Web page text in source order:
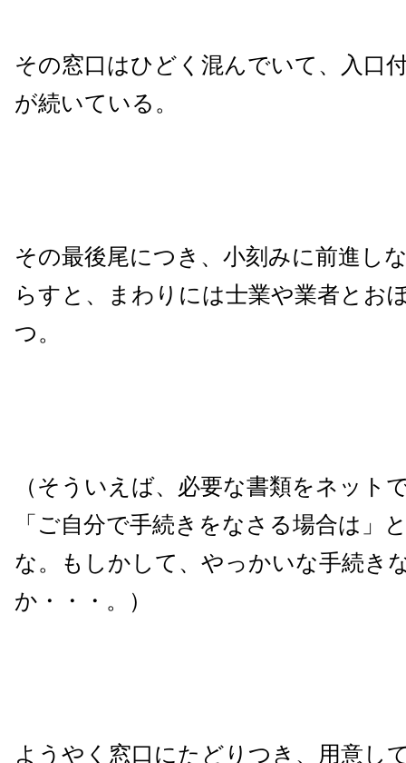
その窓口はひどく混んでいて、入口
が続いている。
その最後尾につき、小刻みに前進し
らすと、まわりには士業や業者とお
つ。
（そういえば、必要な書類をネット
「ご自分で手続きをなさる場合は」
な。もしかして、やっかいな手続き
か・・・。）
ようやく窓口にたどりつき、用意し